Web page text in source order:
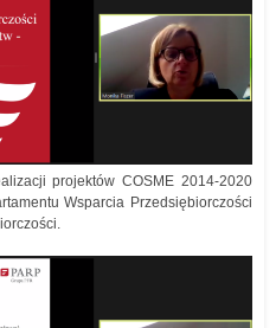
projektów COSME 2014-2020
Wsparcia Przedsiębiorczości